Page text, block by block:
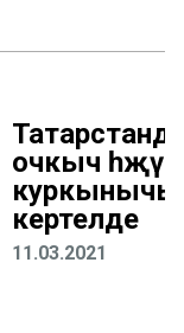
очкыч
кертелде
11.03.2021